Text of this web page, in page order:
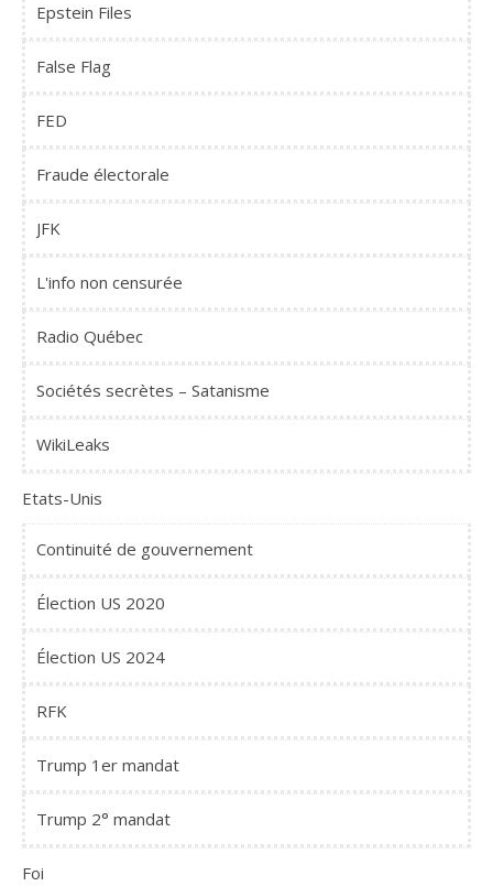
Epstein Files
False Flag
FED
Fraude électorale
JFK
L'info non censurée
Radio Québec
Sociétés secrètes – Satanisme
WikiLeaks
Etats-Unis
Continuité de gouvernement
Élection US 2020
Élection US 2024
RFK
Trump 1er mandat
Trump 2° mandat
Foi